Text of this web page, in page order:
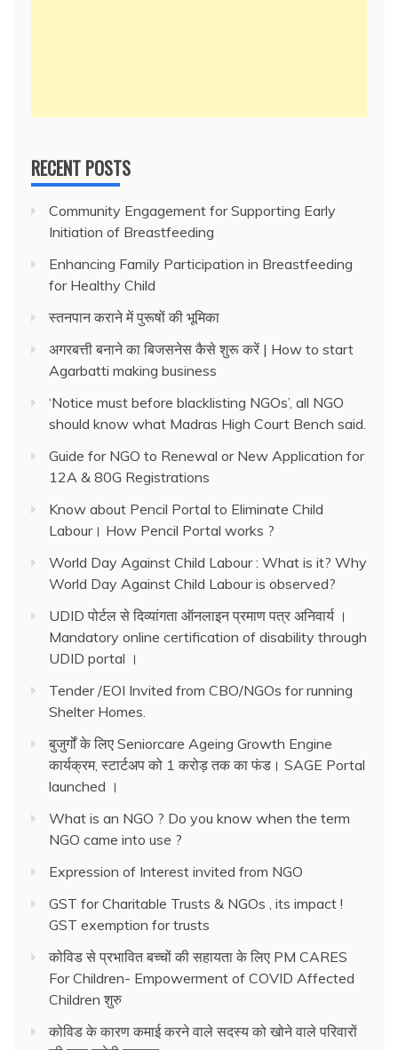
RECENT POSTS
Community Engagement for Supporting Early
Initiation of Breastfeeding
Enhancing Family Participation in Breastfeeding
for Healthy Child
स्तनपान कराने में पुरूषों की भूमिका
अगरबत्ती बनाने का बिजसनेस कैसे शुरू करें | How to start
Agarbatti making business
‘Notice must before blacklisting NGOs’, all NGO
should know what Madras High Court Bench said.
Guide for NGO to Renewal or New Application for
12A & 80G Registrations
Know about Pencil Portal to Eliminate Child
Labour। How Pencil Portal works ?
World Day Against Child Labour : What is it? Why
World Day Against Child Labour is observed?
UDID पोर्टल से दिव्यांगता ऑनलाइन प्रमाण पत्र अनिवार्य ।
Mandatory online certification of disability through
UDID portal ।
Tender /EOI Invited from CBO/NGOs for running
Shelter Homes.
बुजुर्गों के लिए Seniorcare Ageing Growth Engine
कार्यक्रम, स्टार्टअप को 1 करोड़ तक का फंड। SAGE Portal
launched ।
What is an NGO ? Do you know when the term
NGO came into use ?
Expression of Interest invited from NGO
GST for Charitable Trusts & NGOs , its impact !
GST exemption for trusts
कोविड से प्रभावित बच्चों की सहायता के लिए PM CARES
For Children- Empowerment of COVID Affected
Children शुरु
कोविड के कारण कमाई करने वाले सदस्य को खोने वाले परिवारों